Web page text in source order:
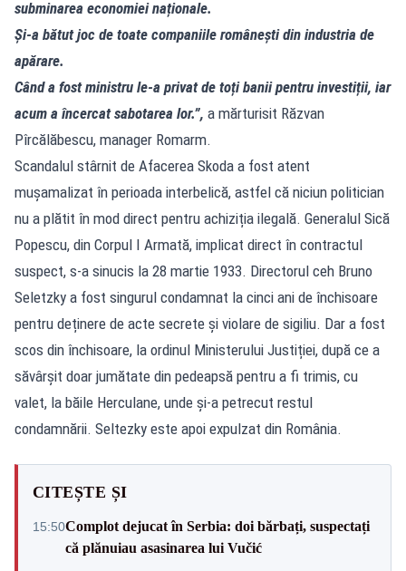
subminarea economiei naționale.
Și-a bătut joc de toate companiile românești din industria de
apărare.
Când a fost ministru le-a privat de toți banii pentru investiții, iar
acum a încercat sabotarea lor.”, a mărturisit Răzvan
Pîrcălăbescu, manager Romarm.
Scandalul stârnit de Afacerea Skoda a fost atent
mușamalizat în perioada interbelică, astfel că niciun politician
nu a plătit în mod direct pentru achiziția ilegală. Generalul Sică
Popescu, din Corpul I Armată, implicat direct în contractul
suspect, s-a sinucis la 28 martie 1933. Directorul ceh Bruno
Seletzky a fost singurul condamnat la cinci ani de închisoare
pentru deținere de acte secrete și violare de sigiliu. Dar a fost
scos din închisoare, la ordinul Ministerului Justiției, după ce a
săvârșit doar jumătate din pedeapsă pentru a fi trimis, cu
valet, la băile Herculane, unde și-a petrecut restul
condamnării. Seltezky este apoi expulzat din România.
CITEȘTE ȘI
15:50Complot dejucat în Serbia: doi bărbați, suspectați
că plănuiau asasinarea lui Vučić